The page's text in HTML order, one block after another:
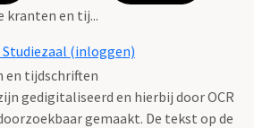
kranten en tij...
Studiezaal (inloggen)
en tijdschriften
gedigitaliseerd en hierbij door OCR
gemaakt. De tekst op de